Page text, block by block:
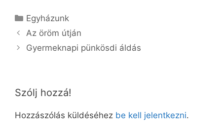
Kategória
Egyházunk
Az öröm útján
Gyermeknapi pünkösdi áldás
Szólj hozzá!
Hozzászólás küldéséhez be kell jelentkezni.